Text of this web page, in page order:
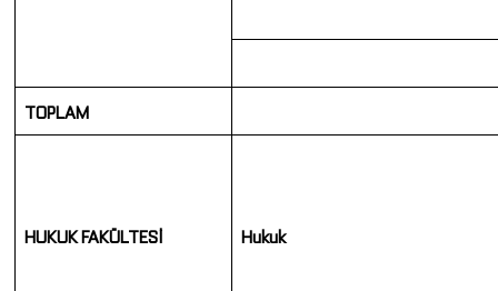
TOPLAM
HUKUK FAKÜLTESİ Hukuk